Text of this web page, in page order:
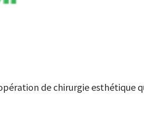
de chirurgie esthétique